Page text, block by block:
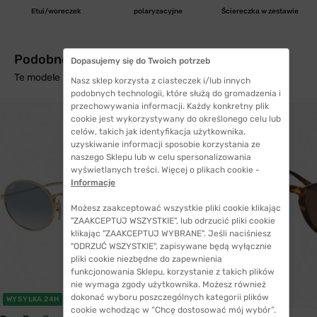
Etui/woreczek polaryzacyjne Ściereczka w zestawie
Podobne produkty z wysyłką w 24h
Te modele mogą Cię zainteresować
WYSYŁKA 24H WYSYŁKA 24H
Dopasujemy się do Twoich potrzeb
Nasz sklep korzysta z ciasteczek i/lub innych
podobnych technologii, które służą do gromadzenia i
przechowywania informacji. Każdy konkretny plik
cookie jest wykorzystywany do określonego celu lub
celów, takich jak identyfikacja użytkownika,
uzyskiwanie informacji sposobie korzystania ze
naszego Sklepu lub w celu spersonalizowania
wyświetlanych treści. Więcej o plikach cookie -
Informacje
Możesz zaakceptować wszystkie pliki cookie klikając
"ZAAKCEPTUJ WSZYSTKIE", lub odrzucić pliki cookie
klikając "ZAAKCEPTUJ WYBRANE". Jeśli naciśniesz
"ODRZUĆ WSZYSTKIE", zapisywane będą wyłącznie
pliki cookie niezbędne do zapewnienia
funkcjonowania Sklepu, korzystanie z takich plików
nie wymaga zgody użytkownika. Możesz również
dokonać wyboru poszczególnych kategorii plików
cookie wchodząc w “Chcę dostosować mój wybór”.